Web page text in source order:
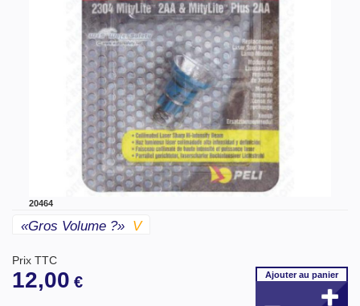
20464
«gros Volume ?» V
Prix TTC
12,00 € Ajouterau panier